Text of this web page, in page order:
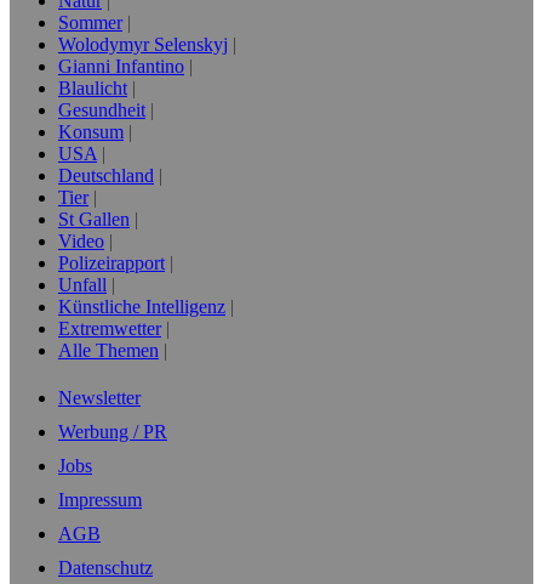
Sommer
Wolodymyr Selenskyj
Gianni Infantino
Blaulicht
Gesundheit
Konsum
USA
Deutschland
Tier
St Gallen
Video
Polizeirapport
Unfall
Künstliche Intelligenz
Extremwetter
Alle Themen
Newsletter
Werbung / PR
Jobs
Impressum
AGB
Datenschutz